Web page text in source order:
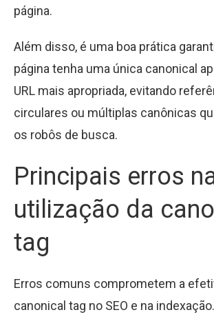
página.
Além disso, é uma boa prática
página tenha uma única canonical
URL mais apropriada, evitando
circulares ou múltiplas canônicas
os robôs de busca.
Principais erros
utilização da
tag
Erros comuns comprometem a
canonical tag no SEO e na